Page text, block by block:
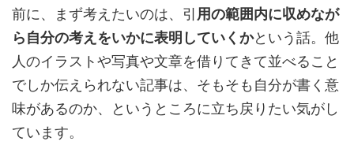
前に、まず考えたいのは、引 用の範囲内に収めなが
ら自分の考えをいかに表明していくかという話。他
人のイラストや写真や文章を借りてきて並べること
でしか伝えられない記事は、そもそも自分が書く意
味があるのか、というところに立ち戻りたい気がし
ています。